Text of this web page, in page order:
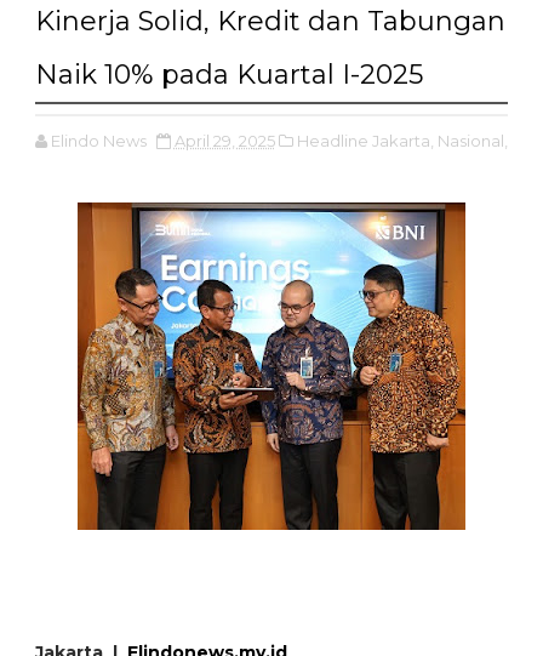
Kinerja Solid, Kredit dan Tabungan
Naik 10% pada Kuartal I-2025
Elindo News April 29, 2025 Headline Jakarta, Nasional,